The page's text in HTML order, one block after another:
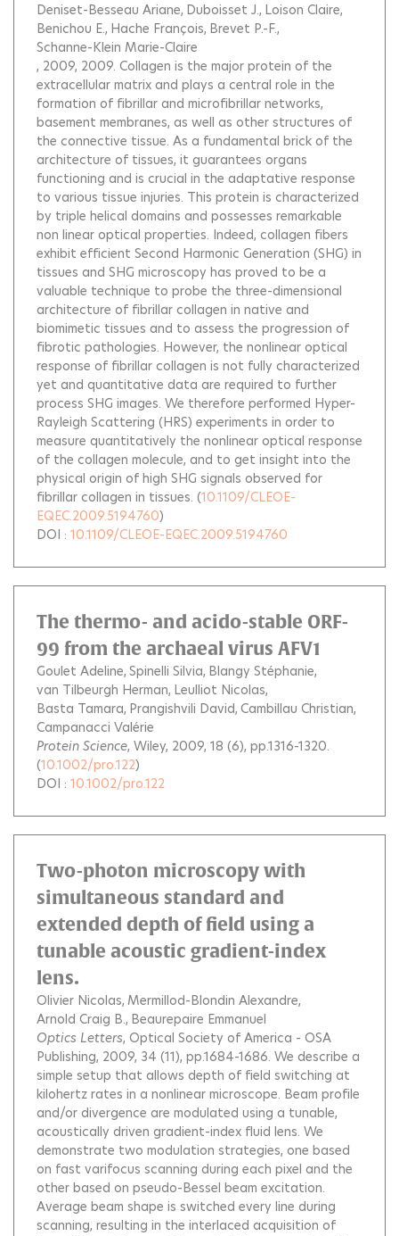
Deniset-Besseau Ariane Duboisset J. Loison Claire
Benichou E. Hache François Brevet P.-F.
Schanne-Klein Marie-Claire
, 2009, 2009. Collagen is the major protein of the
extracellular matrix and plays a central role in the
formation of fibrillar and microfibrillar networks,
basement membranes, as well as other structures of
the connective tissue. As a fundamental brick of the
architecture of tissues, it guarantees organs
functioning and is crucial in the adaptative response
to various tissue injuries. This protein is characterized
by triple helical domains and possesses remarkable
non linear optical properties. Indeed, collagen fibers
exhibit efficient Second Harmonic Generation (SHG) in
tissues and SHG microscopy has proved to be a
valuable technique to probe the three-dimensional
architecture of fibrillar collagen in native and
biomimetic tissues and to assess the progression of
fibrotic pathologies. However, the nonlinear optical
response of fibrillar collagen is not fully characterized
yet and quantitative data are required to further
process SHG images. We therefore performed Hyper-
Rayleigh Scattering (HRS) experiments in order to
measure quantitatively the nonlinear optical response
of the collagen molecule, and to get insight into the
physical origin of high SHG signals observed for
fibrillar collagen in tissues. (10.1109/CLEOE-
EQEC.2009.5194760)
DOI : 10.1109/CLEOE-EQEC.2009.5194760
The thermo- and acido-stable ORF-
99 from the archaeal virus AFV1
Goulet Adeline Spinelli Silvia Blangy Stéphanie
van Tilbeurgh Herman Leulliot Nicolas
Basta Tamara Prangishvili David Cambillau Christian
Campanacci Valérie
Protein Science, Wiley, 2009, 18 (6), pp.1316-1320.
(10.1002/pro.122)
DOI : 10.1002/pro.122
Two-photon microscopy with
simultaneous standard and
extended depth of field using a
tunable acoustic gradient-index
lens.
Olivier Nicolas Mermillod-Blondin Alexandre
Arnold Craig B. Beaurepaire Emmanuel
Optics Letters, Optical Society of America - OSA
Publishing, 2009, 34 (11), pp.1684-1686. We describe a
simple setup that allows depth of field switching at
kilohertz rates in a nonlinear microscope. Beam profile
and/or divergence are modulated using a tunable,
acoustically driven gradient-index fluid lens. We
demonstrate two modulation strategies, one based
on fast varifocus scanning during each pixel and the
other based on pseudo-Bessel beam excitation.
Average beam shape is switched every line during
scanning, resulting in the interlaced acquisition of